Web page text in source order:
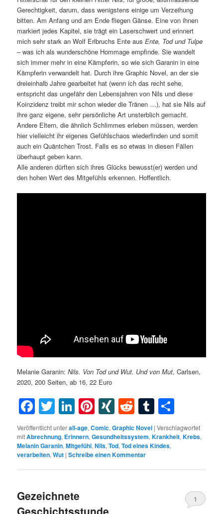
Gerechtigkeit, darum, dass wenigstens einige um Verzeihung
bitten. Am Anfang und am Ende fliegen Gänse. Eine von ihnen
markiert jedes Kapitel, sie trägt ein Laserschwert und erinnert
mich sehr stark an Wolf Erlbruchs Ente ausEnte, Tod und Tulpe
– was ich als wunderschöne Hommage empfinde. Sie wandelt
sich immer mehr in eine Kämpferin, so wie sich Garanin in eine
Kämpferin verwandelt hat. Durch ihre Graphic Novel, an der sie
dreieinhalb Jahre gearbeitet hat (wenn ich das recht sehe,
entspricht das ungefähr den Lebensjahren von Nils und diese
Koinzidenz treibt mir schon wieder die Tränen …), hat sie Nils auf
ihre ganz eigene, sehr persönliche Art unsterblich gemacht.
Andere Eltern, die ähnlich Schlimmes erleben müssen, werden
hier vielleicht ihr eigenes Gefühlschaos wiederfinden und somit
auch ein Quäntchen Trost. Falls es so etwas in diesen Fällen
überhaupt geben kann.
Alle anderen dürften sich ihres Glücks bewusst(er) werden und
den hohen Wert des Mitgefühls erkennen. Hoffentlich.
Melanie Garanin:Nils. Von Tod und Wut. Und von Mut, Carlsen,
2020, 200 Seiten, ab 16, 22 Euro
Facebook
Twitter
LinkedIn
Pinterest
XINGRedditTumblr
Veröffentlicht unterall-age,Comic,Graphic Novel |Verschlagwortet
mitAbrechnung, Erinnern,Gesundheitssystem,Krankheit,Krebs,
Melanin Garanin,Mitgefühl,Nils,Tod,Tod eines Kindes,
verarbeiten,Wut |Schreibe einen Kommentar
Gezeichnete
Geschichtsstunde
1